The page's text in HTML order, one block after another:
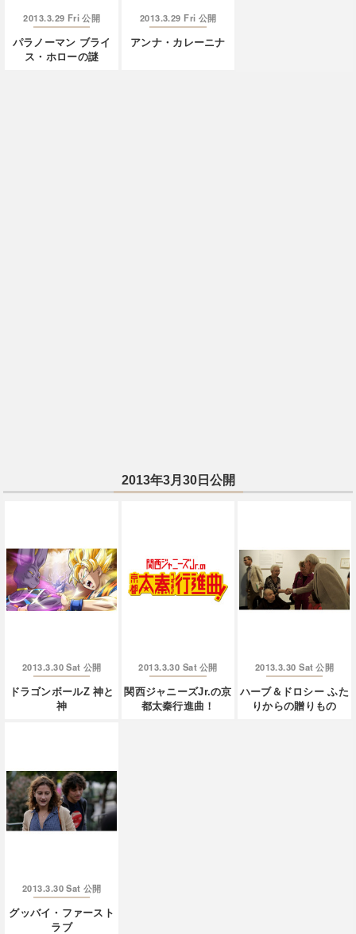
2013.3.29 Fri 公開
パラノーマン ブライ
ス・ホローの謎
2013.3.29 Fri 公開
アンナ・カレーニナ
2013年3月30日公開
2013.3.30 Sat 公開
ドラゴンボールZ 神と
神
2013.3.30 Sat 公開
関西ジャニーズJr.の京
都太秦行進曲！
2013.3.30 Sat 公開
ハーブ＆ドロシー ふた
りからの贈りもの
2013.3.30 Sat 公開
グッバイ・ファースト
ラブ